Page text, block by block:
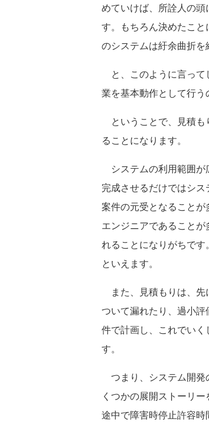
めていけば、所詮人の
す。もちろん決めたこ
のシステムは紆余曲折を
と、このように言って
業を基本動作として行う
ということで、見積も
ることになります。
システムの利用範囲が
完成させるだけではシ
案件の元受となること
エンジニアであること
れることになりがちで
といえます。
また、見積もりは、先
ついて漏れたり、過小
件で計画し、これでい
す。
つまり、システム開発
くつかの展開ストーリ
途中で障害時停止許容